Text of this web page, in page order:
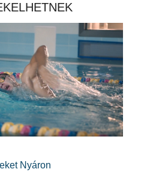
Nyáron